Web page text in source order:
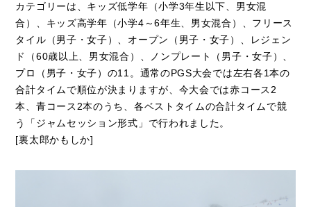
カテゴリーは、キッズ低学年（小学3年生以下、男女混
合）、キッズ高学年（小学4～6年生、男女混合）、フリース
タイル（男子・女子）、オープン（男子・女子）、レジェン
ド（60歳以上、男女混合）、ノンプレート（男子・女子）、
プロ（男子・女子）の11。通常のPGS大会では左右各1本の
合計タイムで順位が決まりますが、今大会では赤コース2
本、青コース2本のうち、各ベストタイムの合計タイムで競
う「ジャムセッション形式」で行われました。
[裏太郎かもしか]